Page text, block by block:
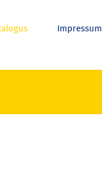
Impressum